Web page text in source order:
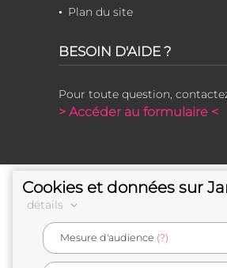
Plan du site
BESOIN D'AIDE ?
Pour toute question,
> Accéder au formulaire <
Cookies et données sur
détails
Mesure d'audience (?)